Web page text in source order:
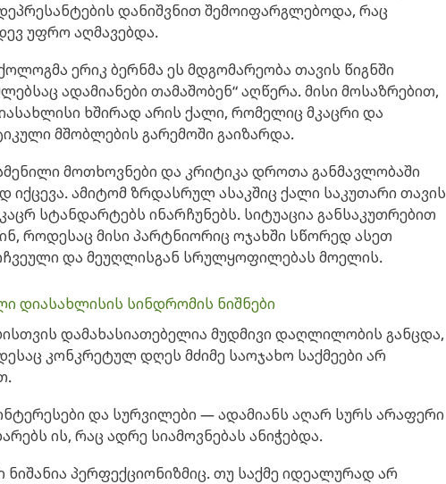
დანიშვნით შემოიფარგლებოდა, რაც
უფრო აღმავებდა.
ერიკ ბერნმა ეს მდგომარეობა თავის წიგნში
ადამიანები თამაშობენ“ აღწერა. მისი მოსაზრებით,
ხშირად არის ქალი, რომელიც მკაცრი და
მშობლების გარემოში გაიზარდა.
მოთხოვნები და კრიტიკა დროთა განმავლობაში
იქცევა. ამიტომ ზრდასრულ ასაკშიც ქალი საკუთარი თავის
სტანდარტებს ინარჩუნებს. სიტუაცია განსაკუთრებით
როდესაც მისი პარტნიორიც ოჯახში სწორედ ასეთ
და მეუღლისგან სრულყოფილებას მოელის.
დიასახლისის სინდრომის ნიშნები
დამახასიათებელია მუდმივი დაღლილობის განცდა,
კონკრეტულ დღეს მძიმე საოჯახო საქმეები არ
და სურვილები — ადამიანს აღარ სურს არაფერი
ის, რაც ადრე სიამოვნებას ანიჭებდა.
ნიშანია პერფექციონიზმიც. თუ საქმე იდეალურად არ